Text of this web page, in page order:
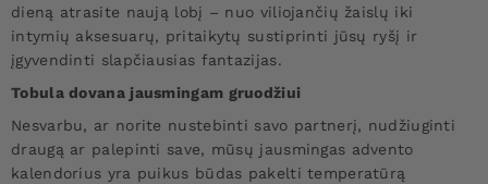
dieną atrasite naują lobį – nuo viliojančių žaislų iki
intymių aksesuarų, pritaikytų sustiprinti jūsų ryšį ir
įgyvendinti slapčiausias fantazijas.
Tobula dovana jausmingam gruodžiui
Nesvarbu, ar norite nustebinti savo partnerį, nudžiuginti
draugą ar palepinti save, mūsų jausmingas advento
kalendorius yra puikus būdas pakelti temperatūrą